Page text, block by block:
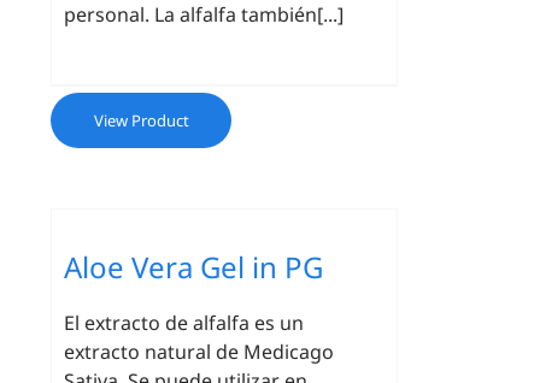
personal. La alfalfa también[...]
View Product
Aloe Vera Gel in PG
El extracto de alfalfa es un
extracto natural de Medicago